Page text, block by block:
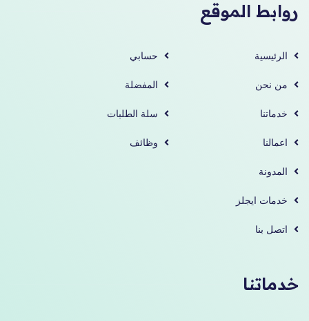
روابط الموقع
الرئيسية
من نحن
خدماتنا
اعمالنا
المدونة
خدمات ايجلز
اتصل بنا
حسابي
المفضلة
سلة الطلبات
وظائف
خدماتنا